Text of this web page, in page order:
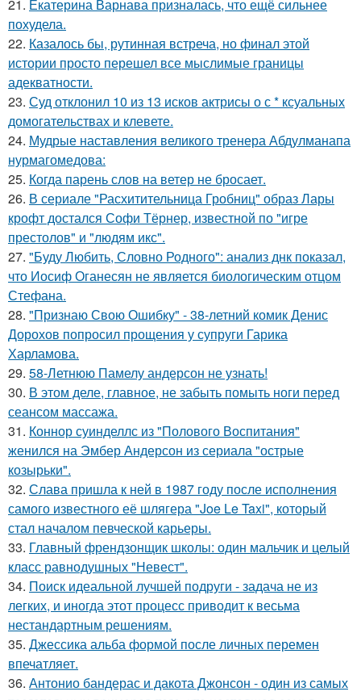
21. Екатерина Варнава призналась, что ещё сильнее
похудела.
22. Казалось бы, рутинная встреча, но финал этой
истории просто перешел все мыслимые границы
адекватности.
23. Суд отклонил 10 из 13 исков актрисы о с * ксуальных
домогательствах и клевете.
24. Мудрые наставления великого тренера Абдулманапа
нурмагомедова:
25. Когда парень слов на ветер не бросает.
26. В сериале "Расхитительница Гробниц" образ Лары
крофт достался Софи Тёрнер, известной по "игре
престолов" и "людям икс".
27. "Буду Любить, Словно Родного": анализ днк показал,
что Иосиф Оганесян не является биологическим отцом
Стефана.
28. "Признаю Свою Ошибку" - 38-летний комик Денис
Дорохов попросил прощения у супруги Гарика
Харламова.
29. 58-Летнюю Памелу андерсон не узнать!
30. В этом деле, главное, не забыть помыть ноги перед
сеансом массажа.
31. Коннор суинделлс из "Полового Воспитания"
женился на Эмбер Андерсон из сериала "острые
козырьки".
32. Слава пришла к ней в 1987 году после исполнения
самого известного её шлягера "Joe Le Taxi", который
стал началом певческой карьеры.
33. Главный френдзонщик школы: один мальчик и целый
класс равнодушных "Невест".
34. Поиск идеальной лучшей подруги - задача не из
легких, и иногда этот процесс приводит к весьма
нестандартным решениям.
35. Джессика альба формой после личных перемен
впечатляет.
36. Антонио бандерас и дакота Джонсон - один из самых